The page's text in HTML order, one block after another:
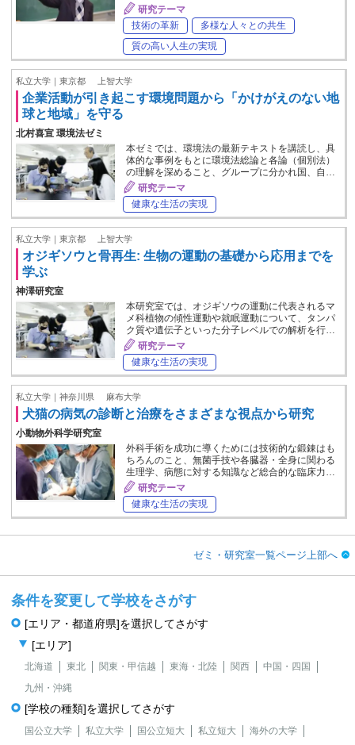
研究テーマ
技術の革新
多様な人々との共生
質の高い人生の実現
私立大学｜東京都 上智大学
企業活動が引き起こす環境問題から「かけがえのない地
球と地域」を守る
北村喜宣 環境法ゼミ
本ゼミでは、環境法の最新テキストを講読し、具
体的な事例をもとに環境法総論と各論（個別法）
の理解を深めること、グループに分かれ国、自…
研究テーマ
健康な生活の実現
私立大学｜東京都 上智大学
オジギソウと骨再生: 生物の運動の基礎から応用までを
学ぶ
神澤研究室
本研究室では、オジギソウの運動に代表されるマ
メ科植物の傾性運動や就眠運動について、タンパ
ク質や遺伝子といった分子レベルでの解析を行…
研究テーマ
健康な生活の実現
私立大学｜神奈川県 麻布大学
犬猫の病気の診断と治療をさまざまな視点から研究
小動物外科学研究室
外科手術を成功に導くためには技術的な鍛錬はも
ちろんのこと、無菌手技や各臓器・全身に関わる
生理学、病態に対する知識など総合的な臨床力…
研究テーマ
健康な生活の実現
ゼミ・研究室一覧ページ上部へ
条件を変更して学校をさがす
[エリア・都道府県]を選択してさがす
[エリア]
北海道 東北 関東・甲信越 東海・北陸 関西
中国・四国
九州・沖縄
[学校の種類]を選択してさがす
国公立大学 私立大学 国公立短大 私立短大
海外の大学